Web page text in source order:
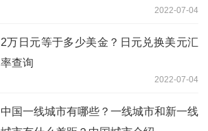
2022-07-04
2万日元等于多少美金？日元兑换美元汇
率查询
2022-07-04
中国一线城市有哪些？一线城市和新一线